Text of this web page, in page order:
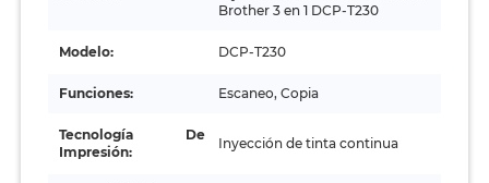
Brother 3 en 1 DCP-T230
Modelo: DCP-T230
Funciones: Escaneo, Copia
Tecnología De
Impresión:
Inyección de tinta continua